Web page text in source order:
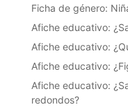
Ficha de género:
Afiche educativo:
Afiche educativo:
Afiche educativo:
Afiche educativo:
redondos?